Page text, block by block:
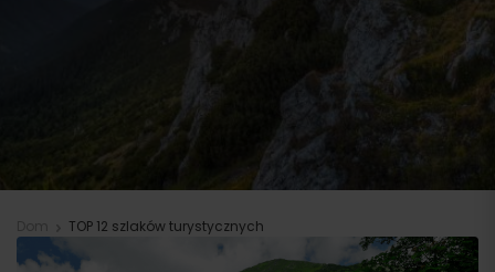
TOP 12 szlaków turystycznych